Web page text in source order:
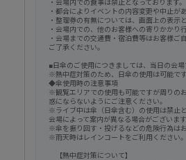
・会場内での食事は禁止となっております。
・都合によりイベントの内容変更や中止が
・整理券の有無については、画面上の表
・会場内での、他のお客様への寄りかかり
・会場までの交通費・宿泊費等はお客様
ご了承ください。
■日傘のご使用につきましては、当日の会
※熱中症対策のため、日傘の使用は可能で
◆傘使用時の注意事項
※観覧エリアでの使用も可能ですが周りの
惑にならないようにご注意ください。
※ライブ中は傘（日傘含む）の使用は禁止
会場によって案内が異なる場合がございます
※傘を振り回す・投げるなどの危険行為はお
※雨天時はレインコートをご利用ください。
【熱中症対策について】